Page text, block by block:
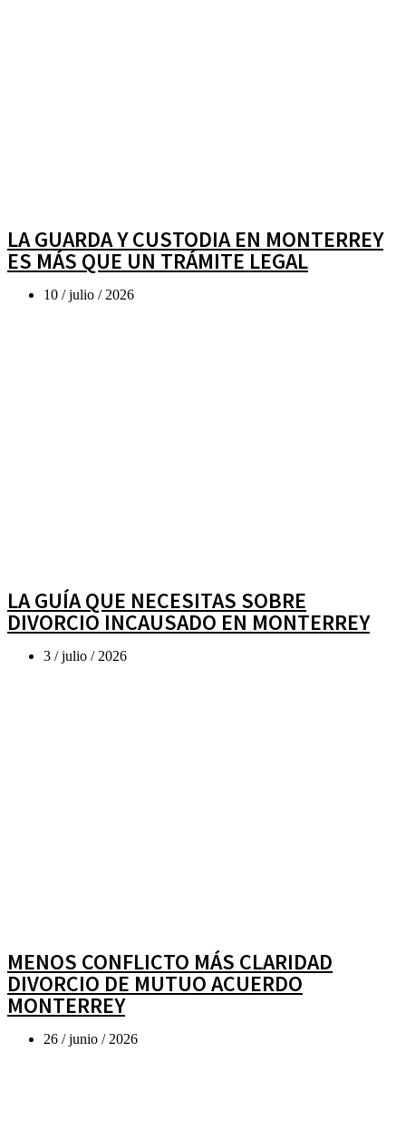
LA GUARDA Y CUSTODIA EN MONTERREY
ES MÁS QUE UN TRÁMITE LEGAL
10 / julio / 2026
LA GUÍA QUE NECESITAS SOBRE
DIVORCIO INCAUSADO EN MONTERREY
3 / julio / 2026
MENOS CONFLICTO MÁS CLARIDAD
DIVORCIO DE MUTUO ACUERDO
MONTERREY
26 / junio / 2026